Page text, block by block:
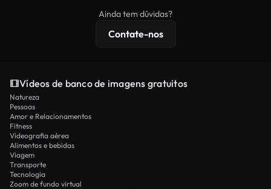
licenciamento estendidas.
Ainda tem dúvidas?
Contate-nos
Vídeos de banco de imagens gratuitos
Natureza
Pessoas
Amor e Relacionamentos
Fitness
Videografia aérea
Alimentos e bebidas
Viagem
Transporte
Tecnologia
Zoom de fundo virtual